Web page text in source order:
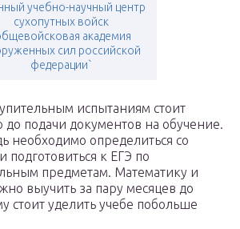
учебно-научный центр
сухопутных войск
академия
сил российской
федерации`
испытаниям стоит
до подачи документов на обучение.
необходимо определиться со
подготовиться к ЕГЭ по
предметам. Математику и
выучить за пару месяцев до
стоит уделить учебе побольше